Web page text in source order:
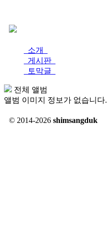
소개
게시판
토막글
전체 앨범
앨범 이미지 정보가 없습니다.
© 2014-2026 shimsangduk